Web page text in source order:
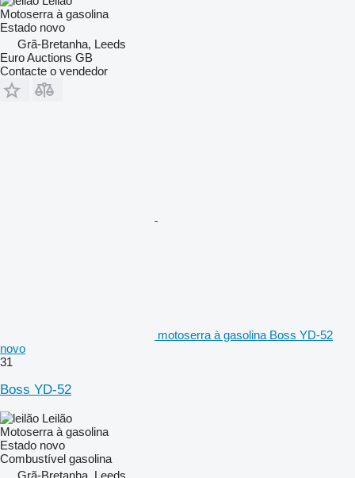
Motoserra à gasolina
Estado novo
Grã-Bretanha, Leeds
Euro Auctions GB
Contacte o vendedor
motoserra à gasolina Boss YD-52
novo
31
Boss YD-52
Leilão
Motoserra à gasolina
Estado novo
Combustível gasolina
Grã-Bretanha, Leeds